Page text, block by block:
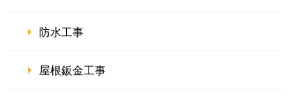
防水工事
屋根鈑金工事